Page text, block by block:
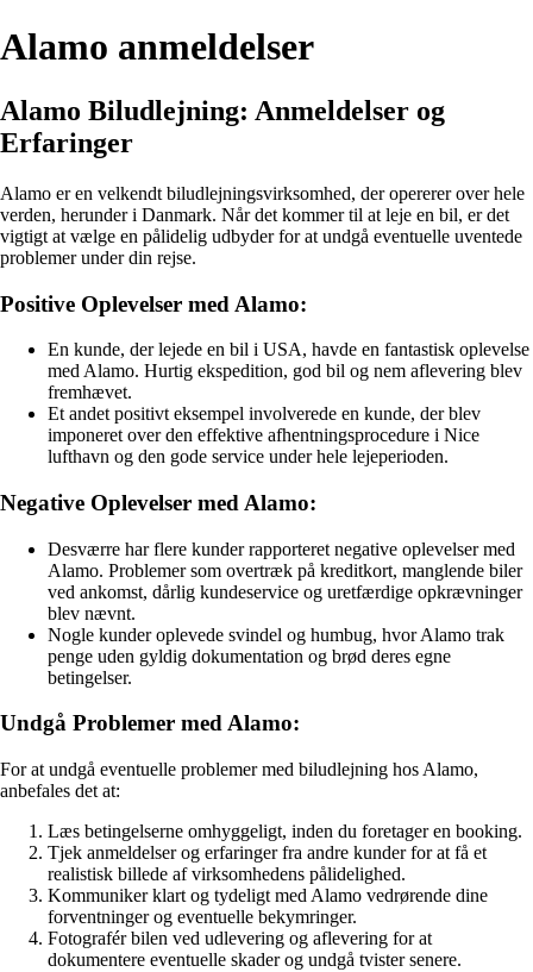
Alamo anmeldelser
Alamo Biludlejning: Anmeldelser og
Erfaringer
Alamo er en velkendt biludlejningsvirksomhed, der opererer over hele
verden, herunder i Danmark. Når det kommer til at leje en bil, er det
vigtigt at vælge en pålidelig udbyder for at undgå eventuelle uventede
problemer under din rejse.
Positive Oplevelser med Alamo:
En kunde, der lejede en bil i USA, havde en fantastisk oplevelse
med Alamo. Hurtig ekspedition, god bil og nem aflevering blev
fremhævet.
Et andet positivt eksempel involverede en kunde, der blev
imponeret over den effektive afhentningsprocedure i Nice
lufthavn og den gode service under hele lejeperioden.
Negative Oplevelser med Alamo:
Desværre har flere kunder rapporteret negative oplevelser med
Alamo. Problemer som overtræk på kreditkort, manglende biler
ved ankomst, dårlig kundeservice og uretfærdige opkrævninger
blev nævnt.
Nogle kunder oplevede svindel og humbug, hvor Alamo trak
penge uden gyldig dokumentation og brød deres egne
betingelser.
Undgå Problemer med Alamo:
For at undgå eventuelle problemer med biludlejning hos Alamo,
anbefales det at:
Læs betingelserne omhyggeligt, inden du foretager en booking.
Tjek anmeldelser og erfaringer fra andre kunder for at få et
realistisk billede af virksomhedens pålidelighed.
Kommuniker klart og tydeligt med Alamo vedrørende dine
forventninger og eventuelle bekymringer.
Fotografér bilen ved udlevering og aflevering for at
dokumentere eventuelle skader og undgå tvister senere.